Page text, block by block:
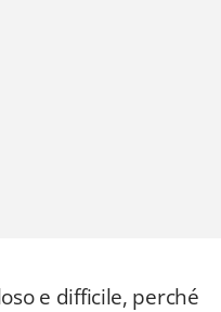
e difficile, perché